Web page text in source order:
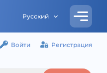
Русский
Войти Регистрация